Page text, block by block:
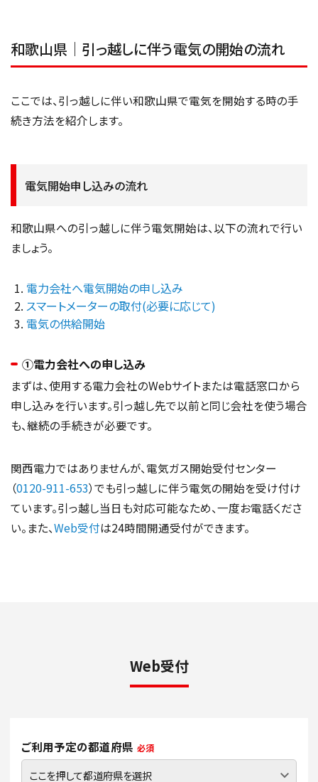
和歌山県｜引っ越しに伴う電気の開始の流れ
ここでは、引っ越しに伴い和歌山県で電気を開始する時の手
続き方法を紹介します。
電気開始申し込みの流れ
和歌山県への引っ越しに伴う電気開始は、以下の流れで行い
ましょう。
電力会社へ電気開始の申し込み
スマートメーターの取付(必要に応じて)
電気の供給開始
①電力会社への申し込み
まずは、使用する電力会社のWebサイトまたは電話窓口から
申し込みを行います。引っ越し先で以前と同じ会社を使う場合
も、継続の手続きが必要です。
関西電力ではありませんが、電気ガス開始受付センター
（0120-911-653）でも引っ越しに伴う電気の開始を受け付け
ています。引っ越し当日も対応可能なため、一度お電話くださ
い。また、Web受付は24時間開通受付ができます。
Web受付
ご利用予定の都道府県 必須